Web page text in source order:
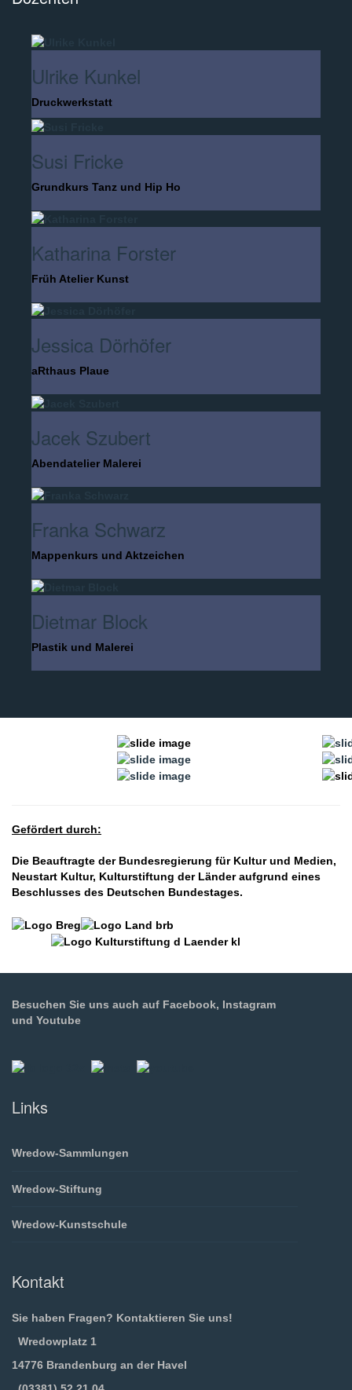
Ulrike Kunkel
Druckwerkstatt
Susi Fricke
Grundkurs Tanz und Hip Ho
Katharina Forster
Früh Atelier Kunst
Jessica Dörhöfer
aRthaus Plaue
Jacek Szubert
Abendatelier Malerei
Franka Schwarz
Mappenkurs und Aktzeichen
Dietmar Block
Plastik und Malerei
Gefördert durch:
Die Beauftragte der Bundesregierung für Kultur und Medien,
Neustart Kultur, Kulturstiftung der Länder aufgrund eines
Beschlusses des Deutschen Bundestages.
Besuchen Sie uns auch auf Facebook, Instagram
und Youtube
Links
Wredow-Sammlungen
Wredow-Stiftung
Wredow-Kunstschule
Kontakt
Sie haben Fragen? Kontaktieren Sie uns!
Wredowplatz 1
14776 Brandenburg an der Havel